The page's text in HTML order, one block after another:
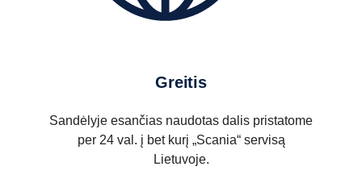
Greitis
Sandėlyje esančias naudotas dalis pristatome
per 24 val. į bet kurį „Scania“ servisą
Lietuvoje.